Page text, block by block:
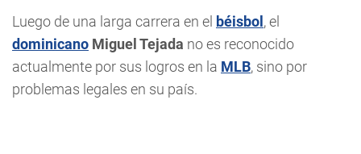
Luego de una larga carrera en el béisbol , el
dominicano Miguel Tejada no es reconocido
actualmente por sus logros en la MLB, sino por
problemas legales en su país.